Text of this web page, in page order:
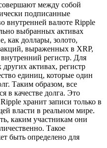
между собой
подписанные
внутренней валюте Ripple
выбранных активах
как доллары, золото,
выраженных в XRP,
регистр. Для
активах, регистр
единиц, которые один
Таким образом, все
в качестве долга. Это
хранит записи только в
власти в реальном мире.
каким участникам они
Такое
быть определено для